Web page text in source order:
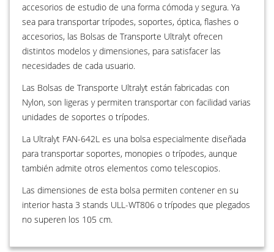
accesorios de estudio de una forma cómoda y segura. Ya
sea para transportar trípodes, soportes, óptica, flashes o
accesorios, las Bolsas de Transporte Ultralyt ofrecen
distintos modelos y dimensiones, para satisfacer las
necesidades de cada usuario.
Las Bolsas de Transporte Ultralyt están fabricadas con
Nylon, son ligeras y permiten transportar con facilidad varias
unidades de soportes o trípodes.
La Ultralyt FAN-642L es una bolsa especialmente diseñada
para transportar soportes, monopies o trípodes, aunque
también admite otros elementos como telescopios.
Las dimensiones de esta bolsa permiten contener en su
interior hasta 3 stands ULL-WT806 o trípodes que plegados
no superen los 105 cm.